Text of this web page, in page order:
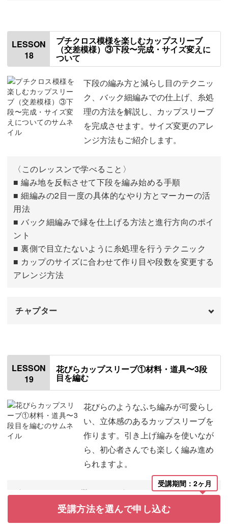
4段目を編む 00:31
5〜6段目を編む
7段目を編む 07:11
8段目を編む 10:07
LESSON
18
プチクロス模様を楽しむカップスリーブ
（交差模様）③下段〜完成・サイズ変えに
ついて
下段の編み方と減らし目のテクニッ
ク、バック細編みでの仕上げ、糸処
理の方法を解説し、カップスリーブ
を完成させます。サイズ変更のアレ
ンジ方法もご紹介します。
〈このレッスンで学べること〉
■ 編み地を反転させて下段を編み始める手順
■ 細編みの2目一度の具体的なやり方とマーカーの活
用法
■ バック細編みで縁を仕上げる方法と進行方向のポイ
ント
■ 裏側で目立たないように糸処理を行うテクニック
■ カップのサイズに合わせて作り目や段数を変更する
アレンジ方法
チャプター
下段の1段目を編む
下段の2段目を編む
糸処理をする 08:45
サイズを変えたい場合 11:35
12:19
LESSON
19
花びらカップスリーブ①材料・道具〜3段
目を編む
花びらのようなふち編みが可愛らし
い、立体感のあるカップスリーブを
作ります。引き上げ編みを使いなが
ら、初心者さんでも楽しく編み進め
られますよ。
〈このレッスンで学べること〉
■ 糸端の長さや目の大きさを均一にするコツ
受講期間：2ヶ月
受講方法を選んで申し込む